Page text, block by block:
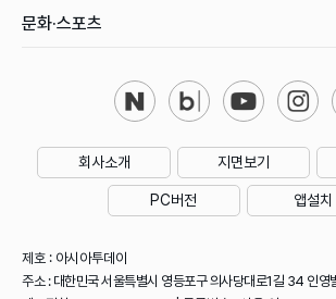
문화·스포츠
회사소개 지면보기
PC버전 앱설치
제호 : 아시아투데이
주소 : 대한민국 서울특별시 영등포구 의사당대로1길 34 인영